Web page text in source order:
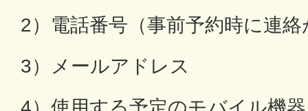
2）電話番号（事前予約時に連
3）メールアドレス